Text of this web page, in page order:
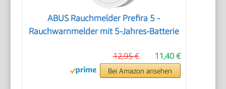
ABUS Rauchmelder Prefira 5 -
Rauchwarnmelder mit 5-Jahres-Batterie
11,40 €
12,95 €
Bei Amazon ansehen